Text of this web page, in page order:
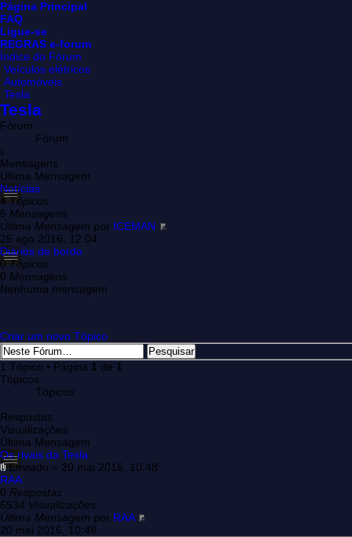
Página Principal
FAQ
Ligue-se
REGRAS e-forum
Índice do Fórum
Veículos elétricos
Automóveis
Tesla
Tesla
Fórum
Fórum
Mensagens
Última Mensagem
Notícias
4Tópicos
5 Mensagens
Última Mensagem por ICEMAN
25 ago 2016, 12:04
Diários de bordo
0Tópicos
0 Mensagens
Nenhuma mensagem
Criar um novo Tópico
1 Tópico • Página 1 de 1
Tópicos
Tópicos
Respostas
Visualizações
Última Mensagem
Os rivais da Tesla
Enviado » 20 mai 2016, 10:48
RAA
0 Respostas
6534 Visualizações
Última Mensagem por RAA
20 mai 2016, 10:48